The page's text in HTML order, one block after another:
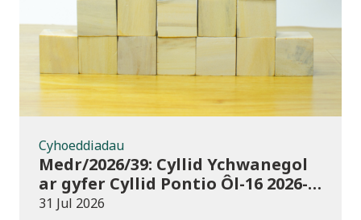
Cyhoeddiadau
Medr/2026/39: Cyllid Ychwanegol
ar gyfer Cyllid Pontio Ôl-16 2026-
27
31 Jul 2026